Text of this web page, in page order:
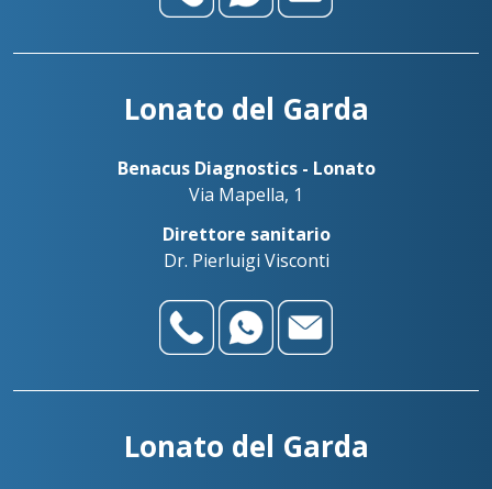
Lonato del Garda
Benacus Diagnostics - Lonato
Via Mapella, 1
Direttore sanitario
Dr. Pierluigi Visconti
Lonato del Garda